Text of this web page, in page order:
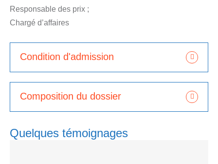
Responsable des prix ;
Chargé d’affaires
Condition d'admission
Composition du dossier
Quelques témoignages